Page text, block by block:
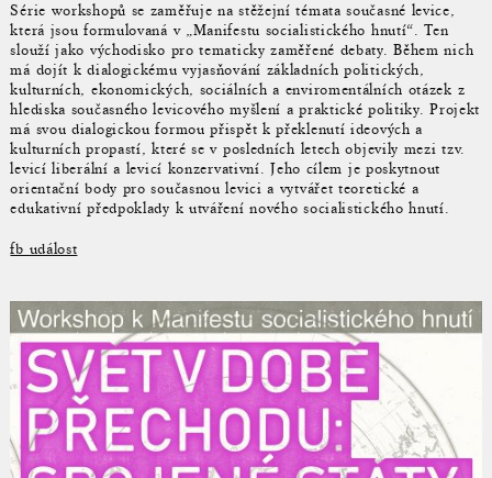
Série workshopů se zaměřuje na stěžejní témata současné levice,
která jsou formulovaná v „Manifestu socialistického hnutí“. Ten
slouží jako východisko pro tematicky zaměřené debaty. Během nich
má dojít k dialogickému vyjasňování základních politických,
kulturních, ekonomických, sociálních a enviromentálních otázek z
hlediska současného levicového myšlení a praktické politiky. Projekt
má svou dialogickou formou přispět k překlenutí ideových a
kulturních propastí, které se v posledních letech objevily mezi tzv.
levicí liberální a levicí konzervativní. Jeho cílem je poskytnout
orientační body pro současnou levici a vytvářet teoretické a
edukativní předpoklady k utváření nového socialistického hnutí.
fb událost